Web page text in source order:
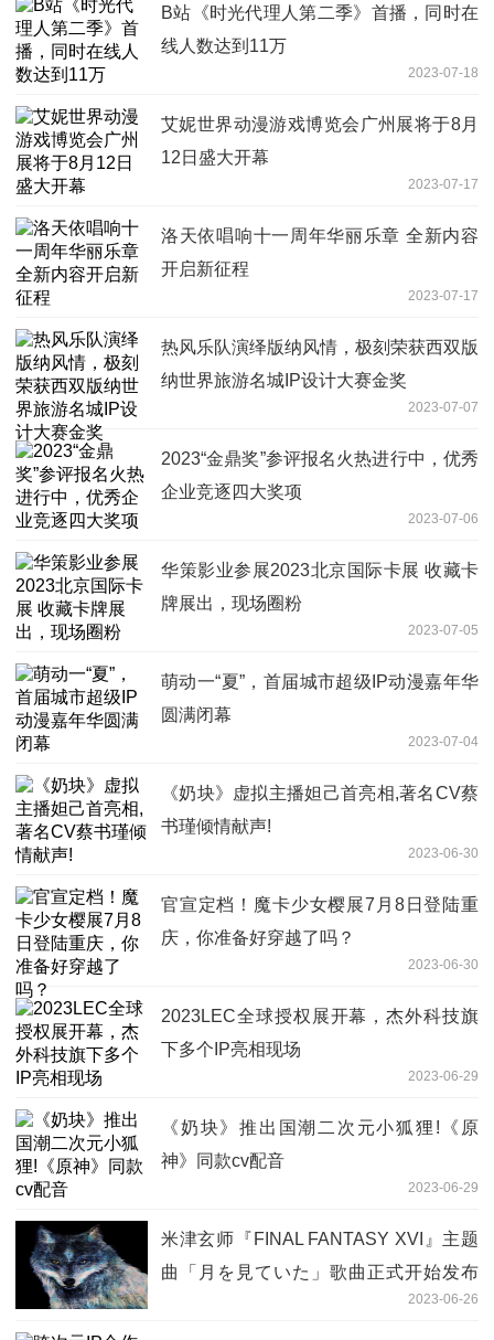
B站《时光代理人第二季》首播，同时在
线人数达到11万
2023-07-18
艾妮世界动漫游戏博览会广州展将于8月
12日盛大开幕
2023-07-17
洛天依唱响十一周年华丽乐章 全新内容
开启新征程
2023-07-17
热风乐队演绎版纳风情，极刻荣获西双版
纳世界旅游名城IP设计大赛金奖
2023-07-07
2023“金鼎奖”参评报名火热进行中，优秀
企业竞逐四大奖项
2023-07-06
华策影业参展2023北京国际卡展 收藏卡
牌展出，现场圈粉
2023-07-05
萌动一“夏”，首届城市超级IP动漫嘉年华
圆满闭幕
2023-07-04
《奶块》虚拟主播妲己首亮相,著名CV蔡
书瑾倾情献声!
2023-06-30
官宣定档！魔卡少女樱展7月8日登陆重
庆，你准备好穿越了吗？
2023-06-30
2023LEC全球授权展开幕，杰外科技旗
下多个IP亮相现场
2023-06-29
《奶块》推出国潮二次元小狐狸!《原
神》同款cv配音
2023-06-29
米津玄师『FINAL FANTASY XVI』主题
曲「月を見ていた」歌曲正式开始发布
以深青色狼为主题的全新封面首次公开
2023-06-26